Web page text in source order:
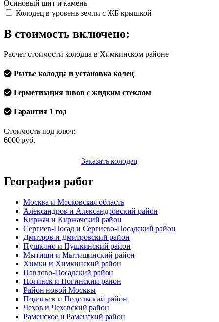
Осиновый щит и камень
Колодец в уровень земли с ЖБ крышкой
В стоимость включено:
Расчет стоимости колодца в Химкинском районе
Рытье колодца и установка колец
Герметизация швов с жидким стеклом
Гарантия 1 год
Стоимость под ключ:
6000 руб.
Заказать колодец
География работ
Москва и Московская область
Александров и Александровский район
Киржач и Киржачский район
Сергиев-Посад и Сергиево-Посадский район
Дмитров и Дмитровский район
Пушкино и Пушкинский район
Мытищи и Мытищинский район
Химки и Химкинский район
Павлово-Посадский район
Ногинск и Ногинский район
Район новой Москвы
Подольск и Подольский район
Чехов и Чеховский район
Раменское и Раменский район